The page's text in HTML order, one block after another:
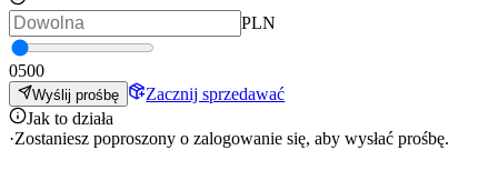
PLN
0500
Wyślij prośbę
Zacznij sprzedawać
Jak to działa
·Zostaniesz poproszony o zalogowanie się, aby wysłać prośbę.